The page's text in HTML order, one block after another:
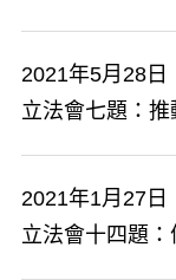
2021年5月28日
立法會七題：
2021年1月27日
立法會十四題